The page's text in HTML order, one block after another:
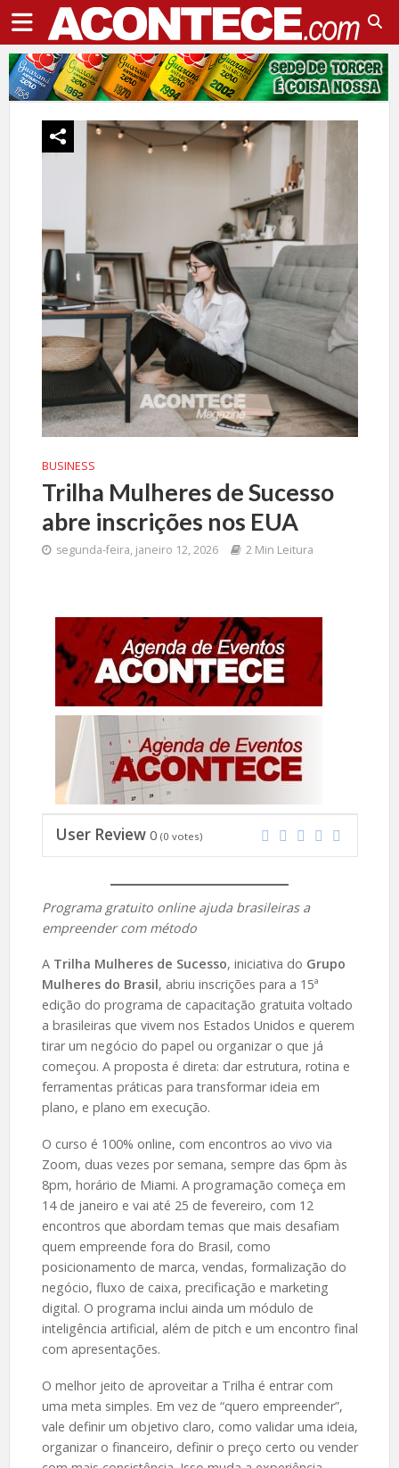
BUSINESS
Trilha Mulheres de Sucesso
abre inscrições nos EUA
segunda-feira, janeiro 12, 2026 2 Min Leitura
User Review 0 (0 votes)
Programa gratuito online ajuda brasileiras a
empreender com método
A Trilha Mulheres de Sucesso, iniciativa do Grupo
Mulheres do Brasil, abriu inscrições para a 15ª
edição do programa de capacitação gratuita voltado
a brasileiras que vivem nos Estados Unidos e querem
tirar um negócio do papel ou organizar o que já
começou. A proposta é direta: dar estrutura, rotina e
ferramentas práticas para transformar ideia em
plano, e plano em execução.
O curso é 100% online, com encontros ao vivo via
Zoom, duas vezes por semana, sempre das 6pm às
8pm, horário de Miami. A programação começa em
14 de janeiro e vai até 25 de fevereiro, com 12
encontros que abordam temas que mais desafiam
quem empreende fora do Brasil, como
posicionamento de marca, vendas, formalização do
negócio, fluxo de caixa, precificação e marketing
digital. O programa inclui ainda um módulo de
inteligência artificial, além de pitch e um encontro final
com apresentações.
O melhor jeito de aproveitar a Trilha é entrar com
uma meta simples. Em vez de “quero empreender”,
vale definir um objetivo claro, como validar uma ideia,
organizar o financeiro, definir o preço certo ou vender